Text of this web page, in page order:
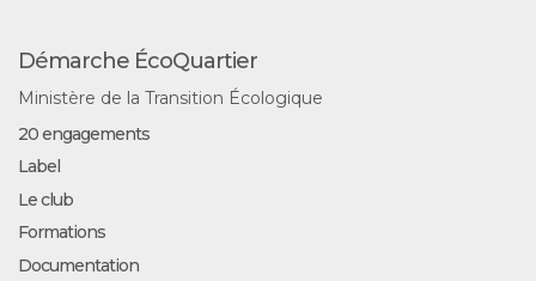
Démarche ÉcoQuartier
Ministère de la Transition Écologique
20 engagements
Label
Le club
Formations
Documentation